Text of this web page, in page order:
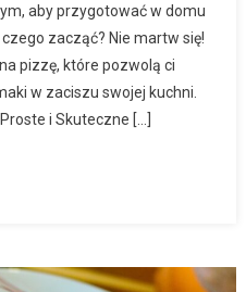
aby przygotować w domu
zacząć? Nie martw się!
pizzę, które pozwolą ci
w zaciszu swojej kuchni.
i Skuteczne […]